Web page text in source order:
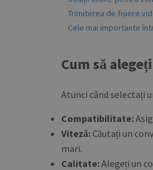
Trimiterea de fișiere
Cele mai importante
Cum să
Atunci când selectați
Compatibilitate:
Viteză: Căutați un
mari.
Calitate:Alegeți un